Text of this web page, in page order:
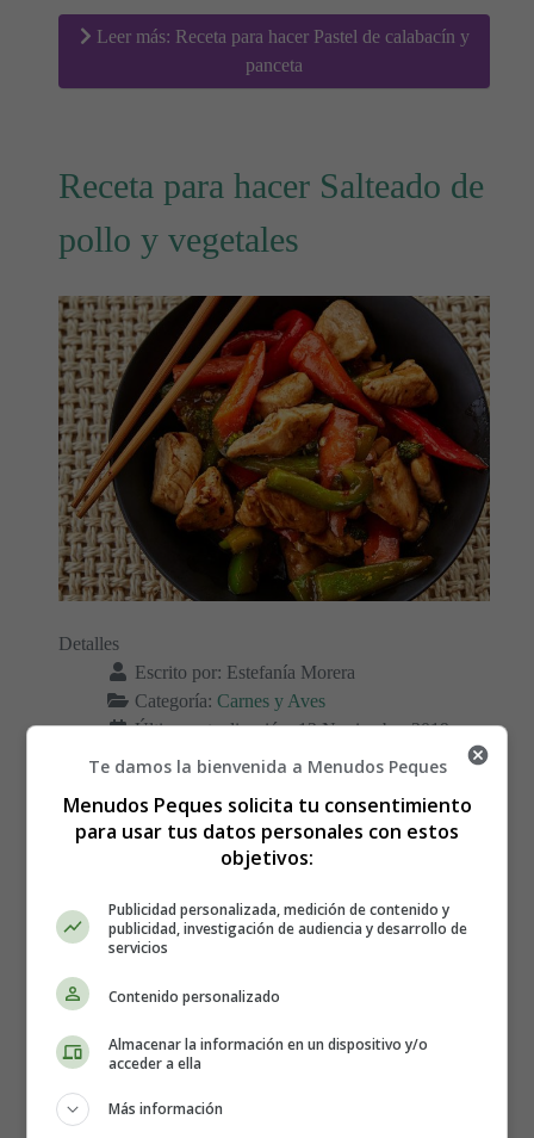
Leer más: Receta para hacer Pastel de calabacín y
panceta
Receta para hacer Salteado de
pollo y vegetales
Detalles
Escrito por: Estefanía Morera
Categoría: Carnes y Aves
Última actualización: 12 Noviembre 2019
Leer más: Receta para hacer Salteado de pollo y
vegetales
Receta para hacer Arroz frito
- Cocina casera
Te damos la bienvenida a Menudos Peques
Menudos Peques solicita tu consentimiento
para usar tus datos personales con estos
objetivos:
Publicidad personalizada, medición de contenido y
publicidad, investigación de audiencia y desarrollo de
servicios
Contenido personalizado
Almacenar la información en un dispositivo y/o
acceder a ella
Más información